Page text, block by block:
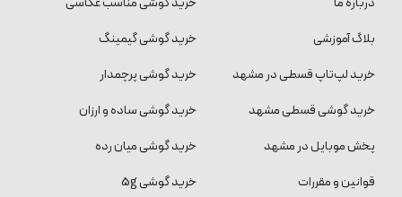
بلاگ آموزشی
خرید لپ‌تاپ قسطی در مشهد
خرید گوشی قسطی مشهد
پخش موبایل در مشهد
قوانین و مقررات
خرید گوشی گیمینگ
خرید گوشی پرچمدار
خرید گوشی ساده و ارزان
خرید گوشی میان رده
خرید گوشی 5g